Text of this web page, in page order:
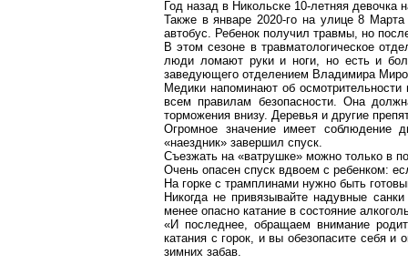
Год назад в Никольске 10-летняя
Также в январе 2020-го на улице 8
автобус. Ребенок получил травмы, но
В этом сезоне в травматологическое
люди ломают руки и ноги, но есть и
заведующего отделением Владимира
Медики напоминают об
всем правилам безопасности. Она
торможения внизу. Деревья и другие
Огромное значение имеет соблюдение
«наездник» завершил спуск.
Съезжать на «ватрушке» можно только в
Очень опасен спуск вдвоем с ребенком:
На горке с трамплинами нужно быть
Никогда не привязывайте надувные
менее опасно катание в состояние
«И последнее, обращаем внимание
катания с горок, и вы обезопасите себя
зимних забав.